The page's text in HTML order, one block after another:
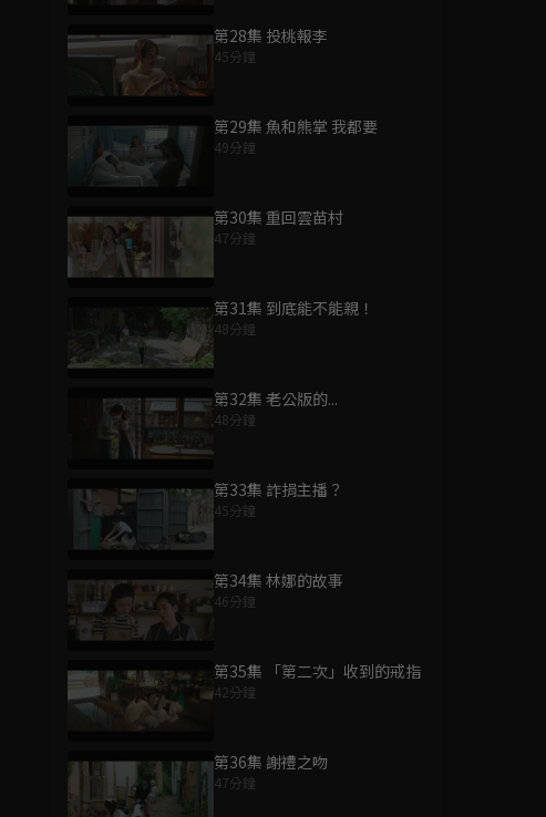
第28集 投桃報李
45分鐘
第29集 魚和熊掌 我都要
49分鐘
第30集 重回雲苗村
47分鐘
第31集 到底能不能親！
48分鐘
第32集 老公版的...
48分鐘
第33集 詐捐主播？
45分鐘
第34集 林娜的故事
46分鐘
第35集 「第二次」收到的戒指
42分鐘
第36集 謝禮之吻
47分鐘